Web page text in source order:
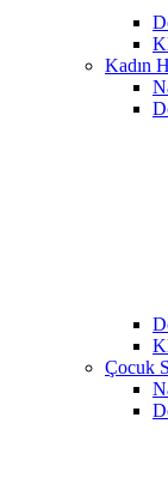
Kadın
Çocuk